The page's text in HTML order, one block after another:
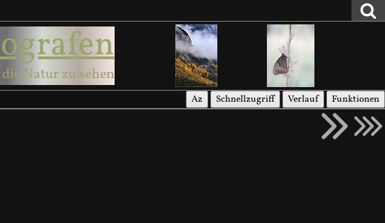
die Natur zu sehen
Az Schnellzugriff Verlauf Funktionen